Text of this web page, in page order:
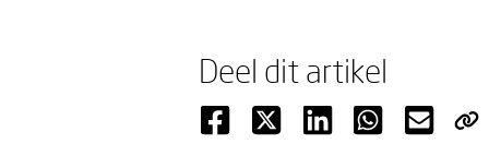
Deel dit artikel